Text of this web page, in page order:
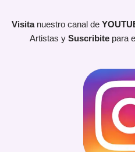
Visita nuestro canal de
Artistas y Suscribite para